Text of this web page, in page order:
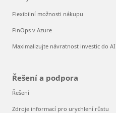
Flexibilní možnosti nákupu
FinOps v Azure
Maximalizujte návratnost investic do AI
Řešení a podpora
Řešení
Zdroje informací pro urychlení růstu